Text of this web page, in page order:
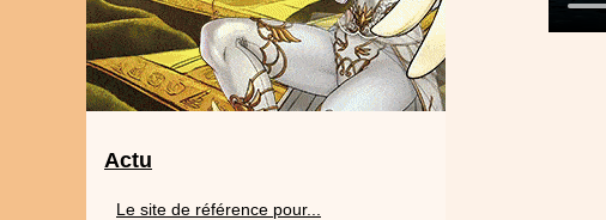
Actu
Le site de référence pour...